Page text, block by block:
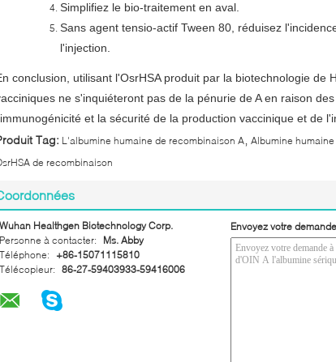
Simplifiez le bio-traitement en aval.
Sans agent tensio-actif Tween 80, réduisez
l'injection.
conclusion, utilisant l'OsrHSA produit par la biotechnologie de
ne s'inquiéteront pas de la pénurie de A en raison
et la sécurité de la production vaccinique et de
Tag: L'albumine humaine de recombinaison A Albumine
de recombinaison
Wuhan Healthgen Biotechnology Corp.
Personne à contacter:
Ms. Abby
Téléphone:
+86-15071115810
Télécopieur: 86-27-59403933-59416006
Envoyez votre